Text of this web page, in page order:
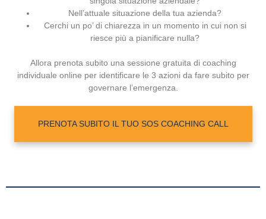
Nell’attuale situazione della tua azienda?
Cerchi un po’ di chiarezza in un momento in cui non si
riesce più a pianificare nulla?
Allora prenota subito una sessione gratuita di coaching
individuale online per identificare le 3 azioni da fare subito per
governare l’emergenza.
PRENOTA SUBITO IL TUO SOS COACHING CALL